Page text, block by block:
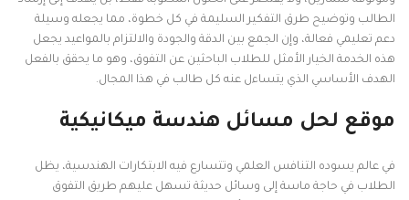
الطالب وتوضيح طرق التفكير السليمة في كل خطوة، مما يجعله وسيلة
دعم تعليمي فعالة، وإن الجمع بين الدقة والجودة والالتزام بالمواعيد يجعل
هذه الخدمة الخيار الأمثل للطلاب الباحثين عن التفوق، وهو ما يحقق بالفعل
الهدف الأساسي الذي يتساءل عنه كل طالب في هذا المجال.
موقع لحل مسائل هندسة ميكانيكية
في عالم يسوده التنافس العلمي وتتسارع فيه الابتكارات الهندسية، يظل
الطلاب في حاجة ماسة إلى وسائل حديثة تسهل عليهم طريق التفوق